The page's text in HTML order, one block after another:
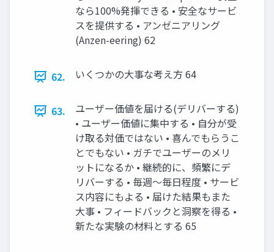
なら100%発揮できる • 安全なサービ
スを提供する • アンゼニアリング
(Anzen-eering) 62
62. いくつかの大事な考え方 64
63.
ユーザー価値を届ける(デリバーする)
• ユーザー価値に集中する • 自分が受
け取る対価ではない • 喜んでもらうこ
とでもない • ガチでユーザーのメリ
ットになるか • 継続的に、頻繁にデ
リバーする • 毎週～毎日程度 • サービ
ス内容にもよる • 届けた結果もまた
大事 • フィードバックと洞察を得る •
新たな実験の材料とする 65